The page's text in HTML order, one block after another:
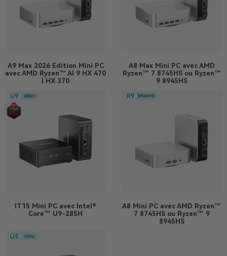
A9 Max 2026 Edition Mini PC
avec AMD Ryzen™ AI 9 HX 470
| HX 370
A8 MaxMini PC avec AMD
Ryzen™ 7 8745HS ou Ryzen™
9 8945HS
IT15 Mini PC avec Intel®
Core™ U9-285H
A8 Mini PC avec AMD Ryzen™
7 8745HS ou Ryzen™ 9
8945HS